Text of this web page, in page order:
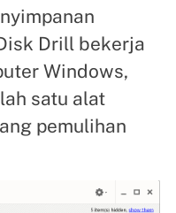
Drill bekerja
Windows,
satu alat
pemulihan